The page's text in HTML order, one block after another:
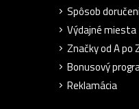
Spôsob
Výdajné miesta
Značky od A po
Bonusový
Reklamácia